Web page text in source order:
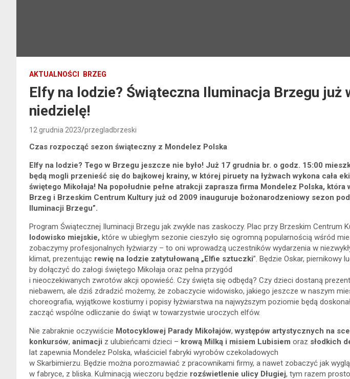
AKTUALNOŚCI BRZEG
Elfy na lodzie? Świąteczna Iluminacja Brzegu już
niedzielę!
12 grudnia 2023 przegladbrzeski
Czas rozpocząć sezon świąteczny z Mondelez Polska
Elfy na lodzie? Tego w Brzegu jeszcze nie było! Już 17 grudnia br. o godz. 15:00
będą mogli przenieść się do bajkowej krainy, w której piruety na łyżwach wykona cała
świętego Mikołaja! Na popołudnie pełne atrakcji zaprasza firma Mondelez Polska, która
Brzeg i Brzeskim Centrum Kultury już od 2009 inauguruje bożonarodzeniowy sezon
Iluminacji Brzegu”.
Program Świątecznej Iluminacji Brzegu jak zwykle nas zaskoczy. Plac przy Brzeskim Centrum
lodowisko miejskie, które w ubiegłym sezonie cieszyło się ogromną popularnością wśród
zobaczymy profesjonalnych łyżwiarzy – to oni wprowadzą uczestników wydarzenia w
klimat, prezentując rewię na lodzie zatytułowaną „Elfie sztuczki”. Będzie Oskar, piernikowy
by dołączyć do załogi świętego Mikołaja oraz pełna przygód
i nieoczekiwanych zwrotów akcji opowieść. Czy święta się odbędą? Czy dzieci dostaną
niebawem, ale dziś zdradzić możemy, że zobaczycie widowisko, jakiego jeszcze w naszym
choreografia, wyjątkowe kostiumy i popisy łyżwiarstwa na najwyższym poziomie będą
zacząć wspólne odliczanie do świąt w towarzystwie uroczych elfów.
Nie zabraknie oczywiście Motocyklowej Parady Mikołajów,występów artystycznych na
konkursów, animacji z ulubieńcami dzieci – krową Milką i misiem Lubisiem oraz słodkich
lat zapewnia Mondelez Polska, właściciel fabryki wyrobów czekoladowych
w Skarbimierzu. Będzie można porozmawiać z pracownikami firmy, a nawet zobaczyć jak
w fabryce, z bliska. Kulminacją wieczoru będzie rozświetlenie ulicy Długiej, tym razem